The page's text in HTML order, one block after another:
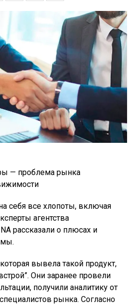
себя все хлопоты, включая
агентства
рассказали о плюсах и
вывела такой продукт,
Они заранее провели
получили аналитику от
рынка. Согласно